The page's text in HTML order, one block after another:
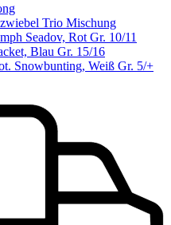
Trio Mischung
Seadov, Rot Gr. 10/11
Blau Gr. 15/16
Snowbunting, Weiß Gr. 5/+